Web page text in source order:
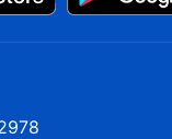
ท! แนวความคิด ที่
ะเจ้า และพระคัม
เป็นเพียงการตีคว
องข้อเท็จจริง”